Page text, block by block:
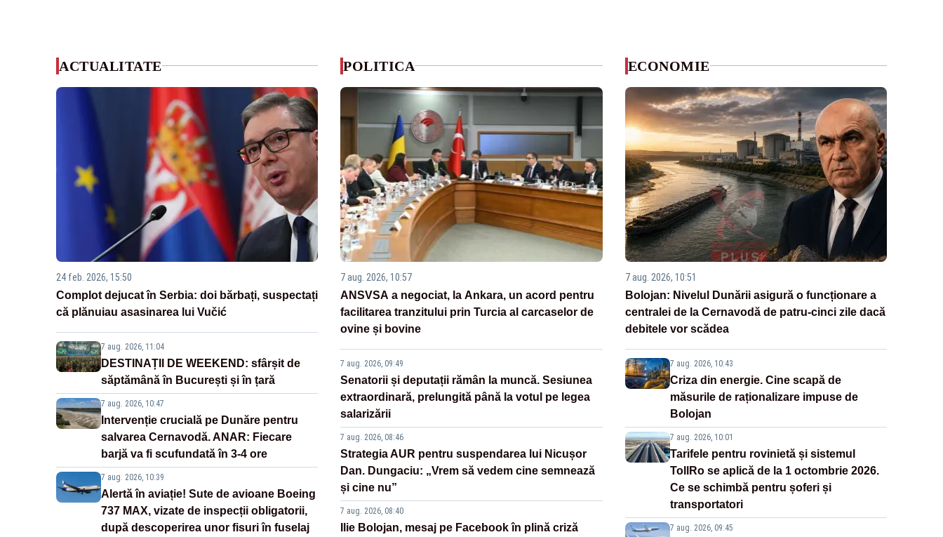
ACTUALITATE
24 feb. 2026, 15:50
Complot dejucat în Serbia: doi bărbați, suspectați
că plănuiau asasinarea lui Vučić
7 aug. 2026, 11:04
DESTINAȚII DE WEEKEND: sfârșit de
săptămână în București și în țară
7 aug. 2026, 10:47
Intervenție crucială pe Dunăre pentru
salvarea Cernavodă. ANAR: Fiecare
barjă va fi scufundată în 3-4 ore
7 aug. 2026, 10:39
Alertă în aviație! Sute de avioane Boeing
737 MAX, vizate de inspecții obligatorii,
după descoperirea unor fisuri în fuselaj
POLITICA
7 aug. 2026, 10:57
ANSVSA a negociat, la Ankara, un acord pentru
facilitarea tranzitului prin Turcia al carcaselor de
ovine și bovine
7 aug. 2026, 09:49
Senatorii și deputații rămân la muncă. Sesiunea
extraordinară, prelungită până la votul pe legea
salarizării
7 aug. 2026, 08:46
Strategia AUR pentru suspendarea lui Nicușor
Dan. Dungaciu: „Vrem să vedem cine semnează
și cine nu”
7 aug. 2026, 08:40
Ilie Bolojan, mesaj pe Facebook în plină criză
ECONOMIE
7 aug. 2026, 10:51
Bolojan: Nivelul Dunării asigură o funcționare a
centralei de la Cernavodă de patru-cinci zile dacă
debitele vor scădea
7 aug. 2026, 10:43
Criza din energie. Cine scapă de
măsurile de raționalizare impuse de
Bolojan
7 aug. 2026, 10:01
Tarifele pentru rovinietă și sistemul
TollRo se aplică de la 1 octombrie 2026.
Ce se schimbă pentru șoferi și
transportatori
7 aug. 2026, 09:45